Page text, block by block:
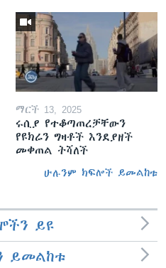
ማርች 13, 2025
ሩሲያ የተቆጣጠረቻቸውን
የዩክሬን ግዛቶች እንደያዘች
መቀጠል ትሻለች
ሁሉንም ክፍሎች ይመልከቱ
ይዩ
ይመልከቱ